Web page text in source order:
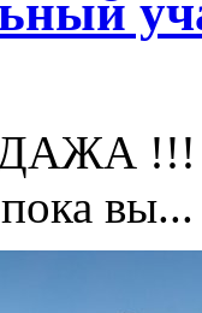
!!!
вы...